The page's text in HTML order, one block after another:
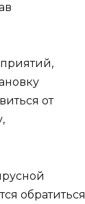
от
обратиться